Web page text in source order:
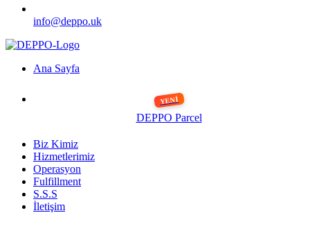
info@deppo.uk
Ana Sayfa
DEPPO Parcel
Biz Kimiz
Hizmetlerimiz
Operasyon
Fulfillment
S.S.S
İletişim